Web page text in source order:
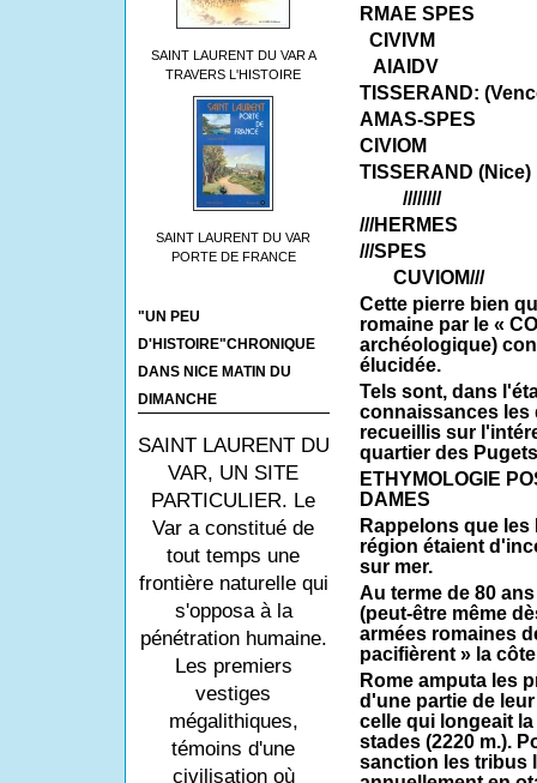
SAINT LAURENT DU VAR A
TRAVERS L'HISTOIRE
SAINT LAURENT DU VAR
PORTE DE FRANCE
"UN PEU
D'HISTOIRE"CHRONIQUE
DANS NICE MATIN DU
DIMANCHE
SAINT LAURENT DU
VAR, UN SITE
PARTICULIER. Le
Var a constitué de
tout temps une
frontière naturelle qui
s'opposa à la
pénétration humaine.
Les premiers
vestiges
mégalithiques,
témoins d'une
civilisation où
RMAE SPES
CIVIVM
AIAIDV
TISSERAND:
AMAS-SPES
CIVIOM
TISSERAND (Nice)
////////
///HERMES
///SPES
CUVIOM///
Cette pierre bien
romaine par le «
archéologique)
élucidée.
Tels sont, dans
connaissances les
recueillis sur
quartier des
ETHYMOLOGIE
DAMES
Rappelons que
région étaient
sur mer.
Au terme de 80
(peut-être même
armées romaines
pacifièrent » la
Rome amputa les
d'une partie de
celle qui longeait
stades (2220 m.).
sanction les tribus